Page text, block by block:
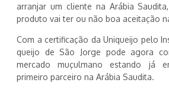
arranjar um cliente na Arábia
produto vai ter ou não boa aceitação
Com a certificação da Uniqueijo pelo
queijo de São Jorge pode agora
mercado muçulmano estando já
primeiro parceiro na Arábia Saudita.